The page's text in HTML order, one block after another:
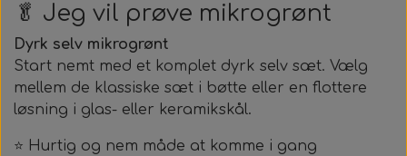
🥬 Jeg vil prøve mikrogrønt
Dyrk selv mikrogrønt
Start nemt med et komplet dyrk selv sæt. Vælg
mellem de klassiske sæt i bøtte eller en flottere
løsning i glas- eller keramikskål.
⭐ Hurtig og nem måde at komme i gang